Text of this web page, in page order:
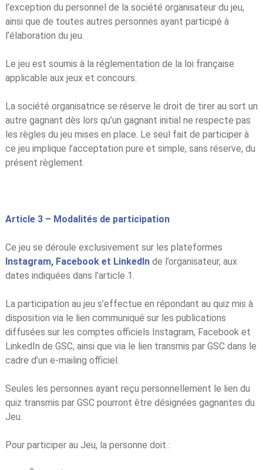
l’exception du personnel de la société organisateur du jeu,
ainsi que de toutes autres personnes ayant participé à
l’élaboration du jeu.
Le jeu est soumis à la réglementation de la loi française
applicable aux jeux et concours.
La société organisatrice se réserve le droit de tirer au sort un
autre gagnant dès lors qu’un gagnant initial ne respecte pas
les règles du jeu mises en place. Le seul fait de participer à
ce jeu implique l’acceptation pure et simple, sans réserve, du
présent règlement.
Article 3 – Modalités de participation
Ce jeu se déroule exclusivement sur les plateformes
Instagram, Facebook et LinkedInde l’organisateur, aux
dates indiquées dans l’article 1.
La participation au jeu s’effectue en répondant au quiz mis à
disposition via le lien communiqué sur les publications
diffusées sur les comptes officiels Instagram, Facebook et
LinkedIn de GSC, ainsi que via le lien transmis par GSC dans le
cadre d’un e-mailing officiel.
Seules les personnes ayant reçu personnellement le lien du
quiz transmis par GSC pourront être désignées gagnantes du
Jeu.
Pour participer au Jeu, la personne doit :